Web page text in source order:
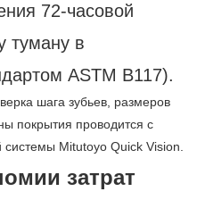
72-часовой
туману в
ASTM B117).
шага зубьев, размеров
покрытия проводится с
системы Mitutoyo Quick Vision.
затрат